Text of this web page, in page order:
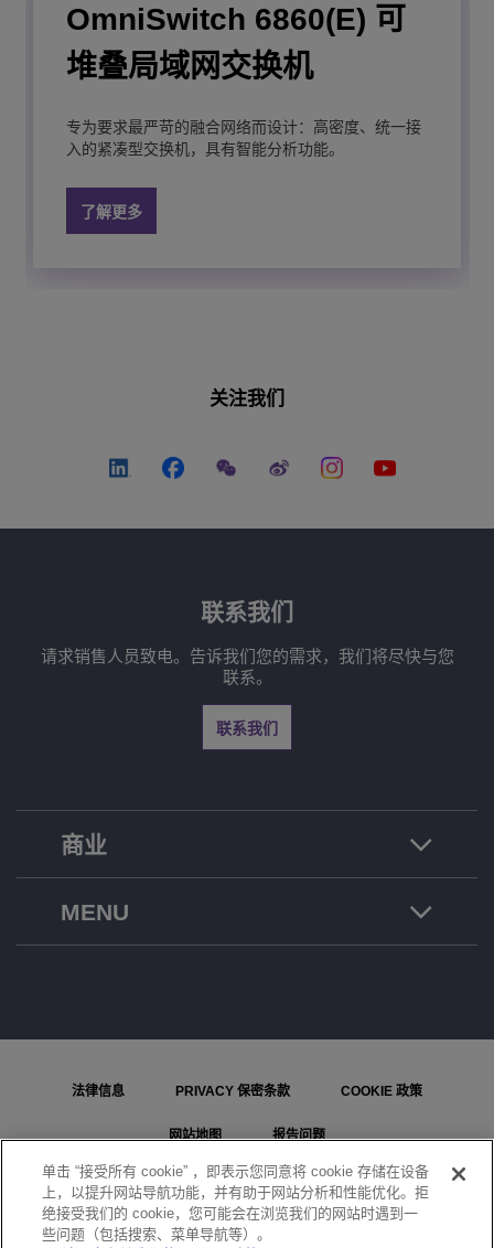
OmniSwitch 6860(E) 可
堆叠局域网交换机
专为要求最严苛的融合网络而设计：高密度、统一接
入的紧凑型交换机，具有智能分析功能。
了解更多
OmniSwitch 6900 可堆叠
局域网交换机
这款柜顶式局域网和数据中心交换机具有结构紧凑和
高端口密度等特点，支持10G、25G、40G
了解更多
关注我们
商业
联系我们
请求销售人员致电。告诉我们您的需求，我们将尽快与您
联系。
联系我们
MENU
© ALE International, ALE USA Inc. 2026 年版权所有。在所有国家或地区保留所有权利。
法律信息 PRIVACY 保密条款 COOKIE 政策
网站地图 报告问题
COOKIE 设置
单击 “接受所有 cookie” ，即表示您同意将 cookie 存储在设备
上，以提升网站导航功能，并有助于网站分析和性能优化。拒
绝接受我们的 cookie，您可能会在浏览我们的网站时遇到一
些问题（包括搜索、菜单导航等）。